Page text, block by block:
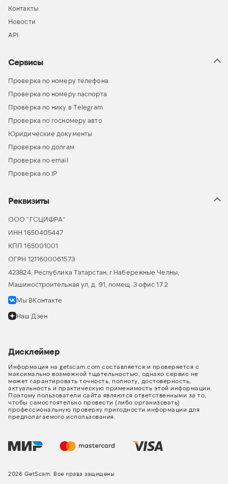
Контакты
Новости
API
Сервисы
Проверка по номеру телефона
Проверка по номеру паспорта
Проверка по нику в Telegram
Проверка по госномеру авто
Юридические документы
Проверка по долгам
Проверка по email
Проверка по IP
Реквизиты
ООО “ГСЦИФРА”
ИНН 1650405447
КПП 165001001
ОГРН 1211600061573
423824, Республика Татарстан, г Набережные Челны,
Машиностроительная ул, д. 91, помещ. 3 офис 17.2
Мы ВКонтакте
Наш Дзен
Дисклеймер
Информация на getscam.com составляется и проверяется с
максимально возможной тщательностью, однако сервис не
может гарантировать точность, полноту, достоверность,
актуальность и практическую применимость этой информации.
Поэтому пользователи сайта являются ответственными за то,
чтобы самостоятельно провести (либо организовать)
профессиональную проверку пригодности информации для
предполагаемого использования.
2026 GetScam. Все права защищены